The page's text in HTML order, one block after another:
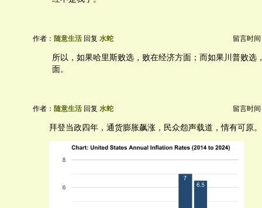
作者： 随意生活 回复 水蛇 留言时间
所以，如果哈里斯败选，败在经济方面；而如果川普败选
面。
作者： 随意生活 回复 水蛇 留言时间
拜登当政四年，通货膨胀飙涨，民众怨声载道，情有可原。